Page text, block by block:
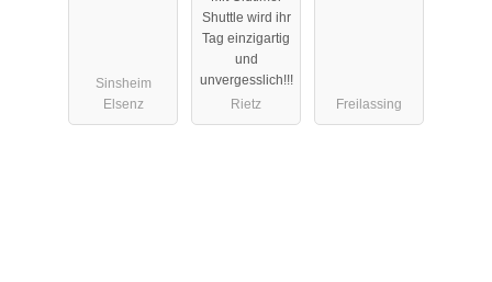
Sinsheim
Elsenz
Shuttle wird ihr
Tag einzigartig
und
unvergesslich!!!
Rietz
Freilassing